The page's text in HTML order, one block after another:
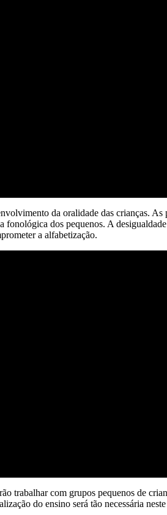
da oralidade das crianças. As
dos pequenos. A
a alfabetização.
trabalhar com grupos pequenos de
do ensino será tão necessária